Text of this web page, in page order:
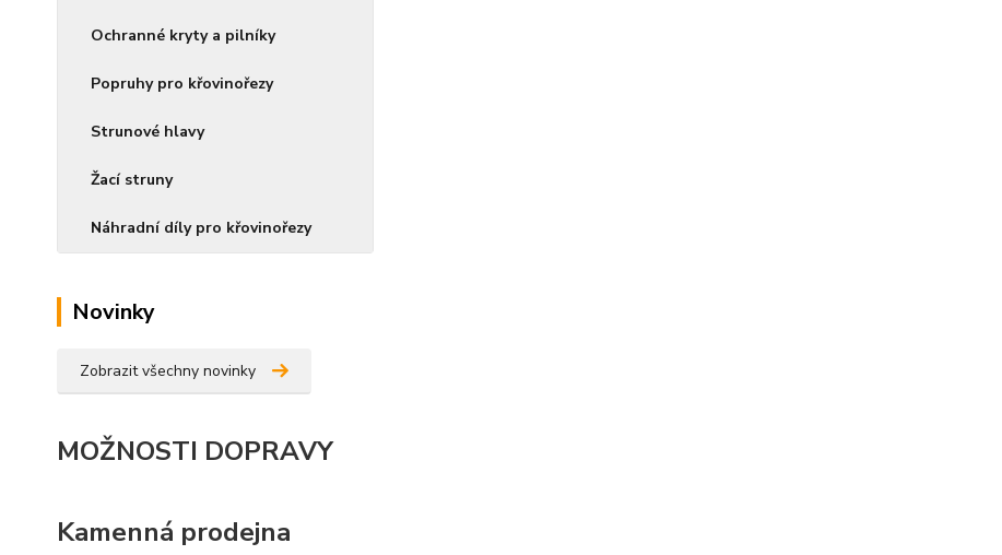
Ochranné kryty a pilníky
Popruhy pro křovinořezy
Strunové hlavy
Žací struny
Náhradní díly pro křovinořezy
Novinky
Zobrazit všechny novinky
MOŽNOSTI DOPRAVY
Kamenná prodejna